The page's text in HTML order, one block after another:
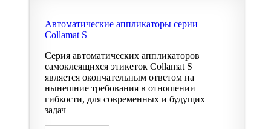
Автоматические аппликаторы серии
Collamat S
Серия автоматических аппликаторов
самоклеящихся этикеток Collamat S
является окончательным ответом на
нынешние требования в отношении
гибкости, для современных и будущих
задач